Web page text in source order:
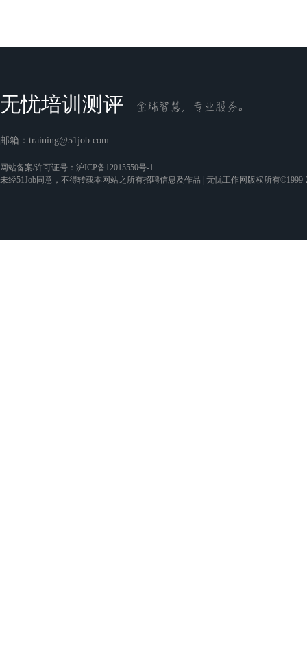
无忧培训测评
邮箱： training@51job.com
网站备案/许可证号： 沪ICP备12015550号-1
未经51Job同意，不得转载本网站之所有招聘信息及作品 | 无忧工作网版权所有©1999-